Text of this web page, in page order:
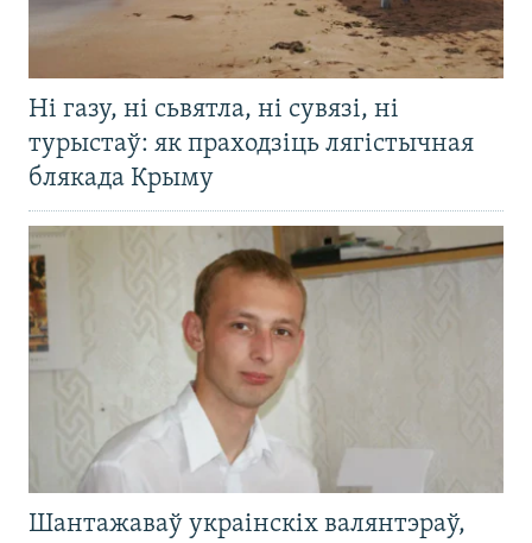
Ні газу, ні сьвятла, ні сувязі, ні
турыстаў: як праходзіць лягістычная
блякада Крыму
Шантажаваў украінскіх валянтэраў,